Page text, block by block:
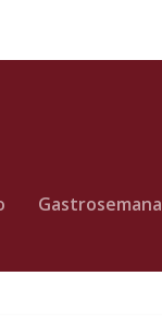
Gastrosemana